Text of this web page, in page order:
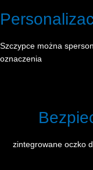
Szczypce można
oznaczenia
zintegrowane oczko